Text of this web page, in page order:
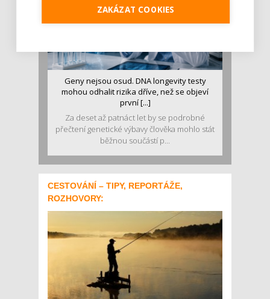
Geny nejsou osud. DNA longevity testy
mohou odhalit rizika dříve, než se objeví
první [...]
Za deset až patnáct let by se podrobné
přečtení genetické výbavy člověka mohlo stát
běžnou součástí p...
CESTOVÁNÍ – TIPY, REPORTÁŽE,
ROZHOVORY:
ZAKÁZAT COOKIES